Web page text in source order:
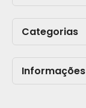
Categorias
Informações